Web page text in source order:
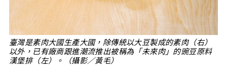
臺灣是素肉大國生產大國，除傳統以大豆製成的素肉（右）
以外，已有廠商跟進潮流推出被稱為「未來肉」的豌豆原料
漢堡排（左）。（攝影／黃毛）